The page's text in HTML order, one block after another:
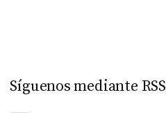
Síguenos mediante RSS